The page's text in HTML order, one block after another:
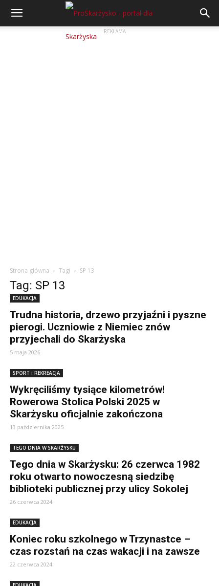
REKLAMA
Strona główna Tagi SP 13
Tag: SP 13
EDUKACJA
Trudna historia, drzewo przyjaźni i pyszne
pierogi. Uczniowie z Niemiec znów
przyjechali do Skarżyska
5 maja 2026
SPORT i REKREACJA
Wykręciliśmy tysiące kilometrów!
Rowerowa Stolica Polski 2025 w
Skarżysku oficjalnie zakończona
13 października 2025
TEGO DNIA W SKARŻYSKU
Tego dnia w Skarżysku: 26 czerwca 1982
roku otwarto nowoczesną siedzibę
biblioteki publicznej przy ulicy Sokolej
26 czerwca 2024
EDUKACJA
Koniec roku szkolnego w Trzynastce –
czas rozstań na czas wakacji i na zawsze
22 czerwca 2024